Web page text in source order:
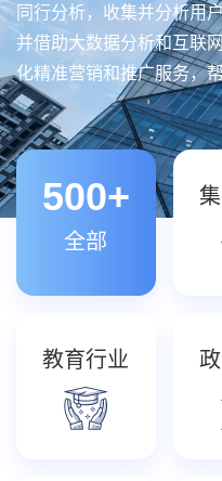
同行分析，收集并分析用
并借助大数据分析和互联
化精准营销和推广服务，
500+
全部
教育行业